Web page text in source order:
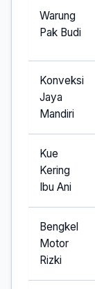
Warung
Pak Budi
Konveksi
Jaya
Mandiri
Kue
Kering
Ibu Ani
Bengkel
Motor
Rizki